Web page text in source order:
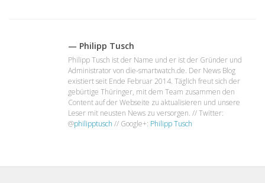
— Philipp Tusch
Philipp Tusch ist der Name und er ist der Gründer und
Administrator von die-smartwatch.de. Der News Blog
existiert seit Ende Februar 2014. Täglich freut sich der
gebürtige Thüringer, mit dem Team zusammen den
Content auf der Webseite zu aktualisieren und unsere
Leser mit neusten News zu versorgen. // Twitter:
@philipptusch // Google+: Philipp Tusch